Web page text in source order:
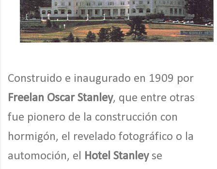
Construido e inaugurado en 1909 por
Freelan Oscar Stanley, que entre otras
fue pionero de la construcción con
hormigón, el revelado fotográfico o la
automoción, el Hotel Stanleyse